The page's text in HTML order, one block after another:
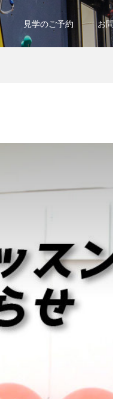
見学のご予約 お